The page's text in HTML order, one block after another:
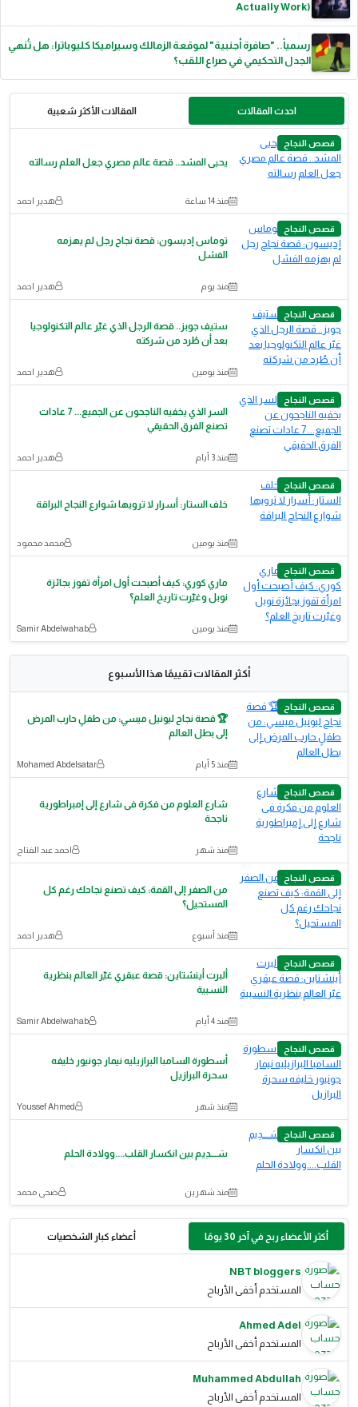
Actually Work)
رسمياً.. "صافرة أجنبية" لموقعة الزمالك وسيراميكا كليوباترا: هل تُنهي
الجدل التحكيمي في صراع اللقب؟
احدث المقالات المقالات الأكثر شعبية
قصص النجاح
يحيى المشد.. قصة عالم مصري جعل العلم رسالته
منذ 14 ساعة هدير احمد
قصص النجاح
توماس إديسون: قصة نجاح رجل لم يهزمه
الفشل
منذ يوم هدير احمد
قصص النجاح
ستيف جوبز.. قصة الرجل الذي غيّر عالم التكنولوجيا
بعد أن طُرد من شركته
منذ يومين هدير احمد
قصص النجاح
السر الذي يخفيه الناجحون عن الجميع... 7 عادات
تصنع الفرق الحقيقي
منذ 3 أيام هدير احمد
قصص النجاح
خلف الستار: أسرار لا ترويها شوارع النجاح البراقة
منذ يومين محمد محمود
قصص النجاح
ماري كوري: كيف أصبحت أول امرأة تفوز بجائزة
نوبل وغيّرت تاريخ العلم؟
منذ يومين Samir Abdelwahab
أكثر المقالات تقييمًا هذا الأسبوع
قصص النجاح
🏆 قصة نجاح ليونيل ميسي: من طفلٍ حارب المرض
إلى بطل العالم
منذ 5 أيام Mohamed Abdelsatar
قصص النجاح
شارع العلوم من فكرة فى شارع إلى إمبراطورية
ناجحة
منذ شهر احمد عبد الفتاح
قصص النجاح
من الصفر إلى القمة: كيف تصنع نجاحك رغم كل
المستحيل؟
منذ أسبوع هدير احمد
قصص النجاح
ألبرت أينشتاين: قصة عبقري غيّر العالم بنظرية
النسبية
منذ 4 أيام Samir Abdelwahab
قصص النجاح
أسطورة السامبا البرازيليه نيمار جونيور خليفه
سحرة البرازيل
منذ شهر Youssef Ahmed
قصص النجاح
سَــــدِيم بين انكسار القلب....وولادة الحلم
منذ شهرين ضحى محمد
أكثر الأعضاء ربح في آخر 30 يومًا أعضاء كبار الشخصيات
NBT bloggers
المستخدم أخفى الأرباح
Ahmed Adel
المستخدم أخفى الأرباح
Muhammed Abdullah
المستخدم أخفى الأرباح